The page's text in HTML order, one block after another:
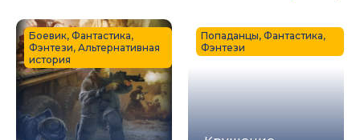
Боевик, Фантастика,
Фэнтези, Альтернативная
история
Попаданцы, Фантастика,
Фэнтези